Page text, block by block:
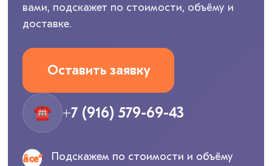
вами, подскажет по стоимости, объёму и
доставке.
Оставить заявку
☎ +7 (916) 579-69-43
Подскажем по стоимости и объёму